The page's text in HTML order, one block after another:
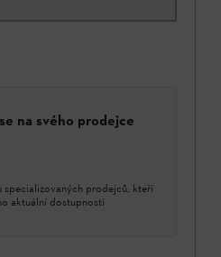
na svého prodejce
specializovaných prodejců, kteří
aktuální dostupností